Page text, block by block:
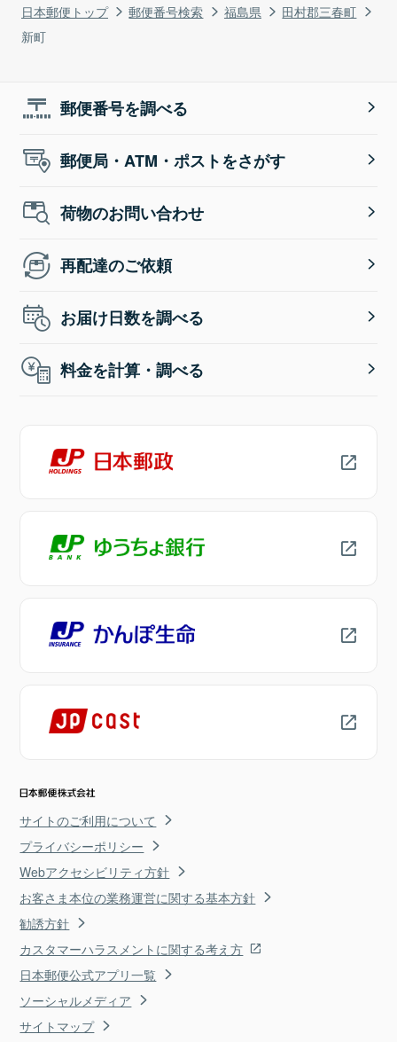
日本郵便トップ 郵便番号検索 福島県
田村郡三春町
新町
郵便番号を調べる
郵便局・ATM・ポストをさがす
荷物のお問い合わせ
再配達のご依頼
お届け日数を調べる
料金を計算・調べる
サイトのご利用について
プライバシーポリシー
Webアクセシビリティ方針
お客さま本位の業務運営に関する基本方針
勧誘方針
カスタマーハラスメントに関する考え方
日本郵便公式アプリ一覧
ソーシャルメディア
サイトマップ